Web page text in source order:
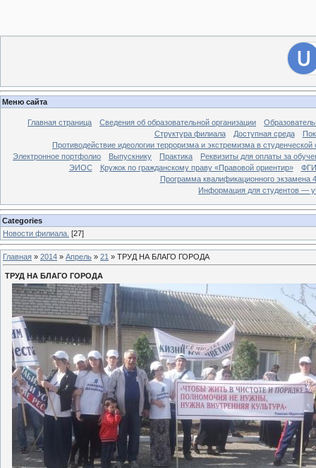
Меню сайта
Главная страница Сведения об образовательной организации
Структура филиала
Доступная среда
Противодействие идеологии терроризма и экстремизма в студенческой
Электронное портфолио
Выпускнику Практика
Реквизиты для оплаты за
ЭИОС
Кружок по гражданскому праву «Правовой ориентир»
Программа квалификационного экзамена
Информация для студентов —
Categories
Новости филиала. [27]
Главная » 2014 » Апрель » 21 » ТРУД НА БЛАГО ГОРОДА
ТРУД НА БЛАГО ГОРОДА